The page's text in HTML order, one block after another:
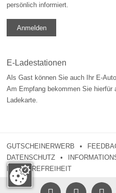
persönlich informiert.
Anmelden
E-Ladestationen
Als Gast können Sie auch Ihr E-
Am Empfang bekommen Sie hierfür
Ladekarte.
GUTSCHEINERWERB
DATENSCHUTZ
BARRIEREFREIHEIT